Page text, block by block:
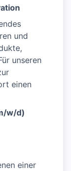
und
unseren
einen
w/d)
einer